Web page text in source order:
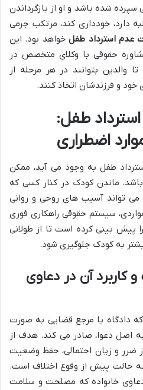
شده باشد و او از بازگرداندن
دارد، خودداری کند، مرتکب جرمی
عدم استرداد طفلخواهد بود. این
حقوقی با وکلای متخصص در
والدین بتوانند در هر مرحله از
خود و فرزندشان اتخاذ کنند.
طفل:
اضطراری
طفل به وجود می آید، ممکن
ماندن کودک در کنار کسی که
می تواند آسیب های روحی و روانی
سیستم حقوقی راهکاری فوری
پیش بینی کرده است تا از طولانی
به کودک جلوگیری شود.
آن در دعاوی
دادگاه یا مرجع قضایی به صورت
اصل دعوا، صادر می کند. هدف از
ضرر و زیان احتمالی، حفظ وضعیت
حالت پیش از وقوع اختلاف است.
خانواده که مصلحت و سلامت